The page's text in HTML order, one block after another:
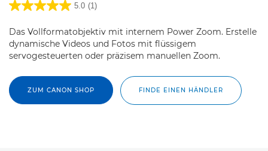
5.0 (1)
Das Vollformatobjektiv mit internem Power Zoom. Erstelle
dynamische Videos und Fotos mit flüssigem
servogesteuerten oder präzisem manuellen Zoom.
ZUM CANON SHOP FINDE EINEN HÄNDLER